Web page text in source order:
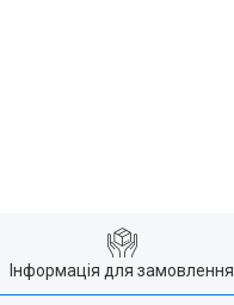
Інформація для замовлення